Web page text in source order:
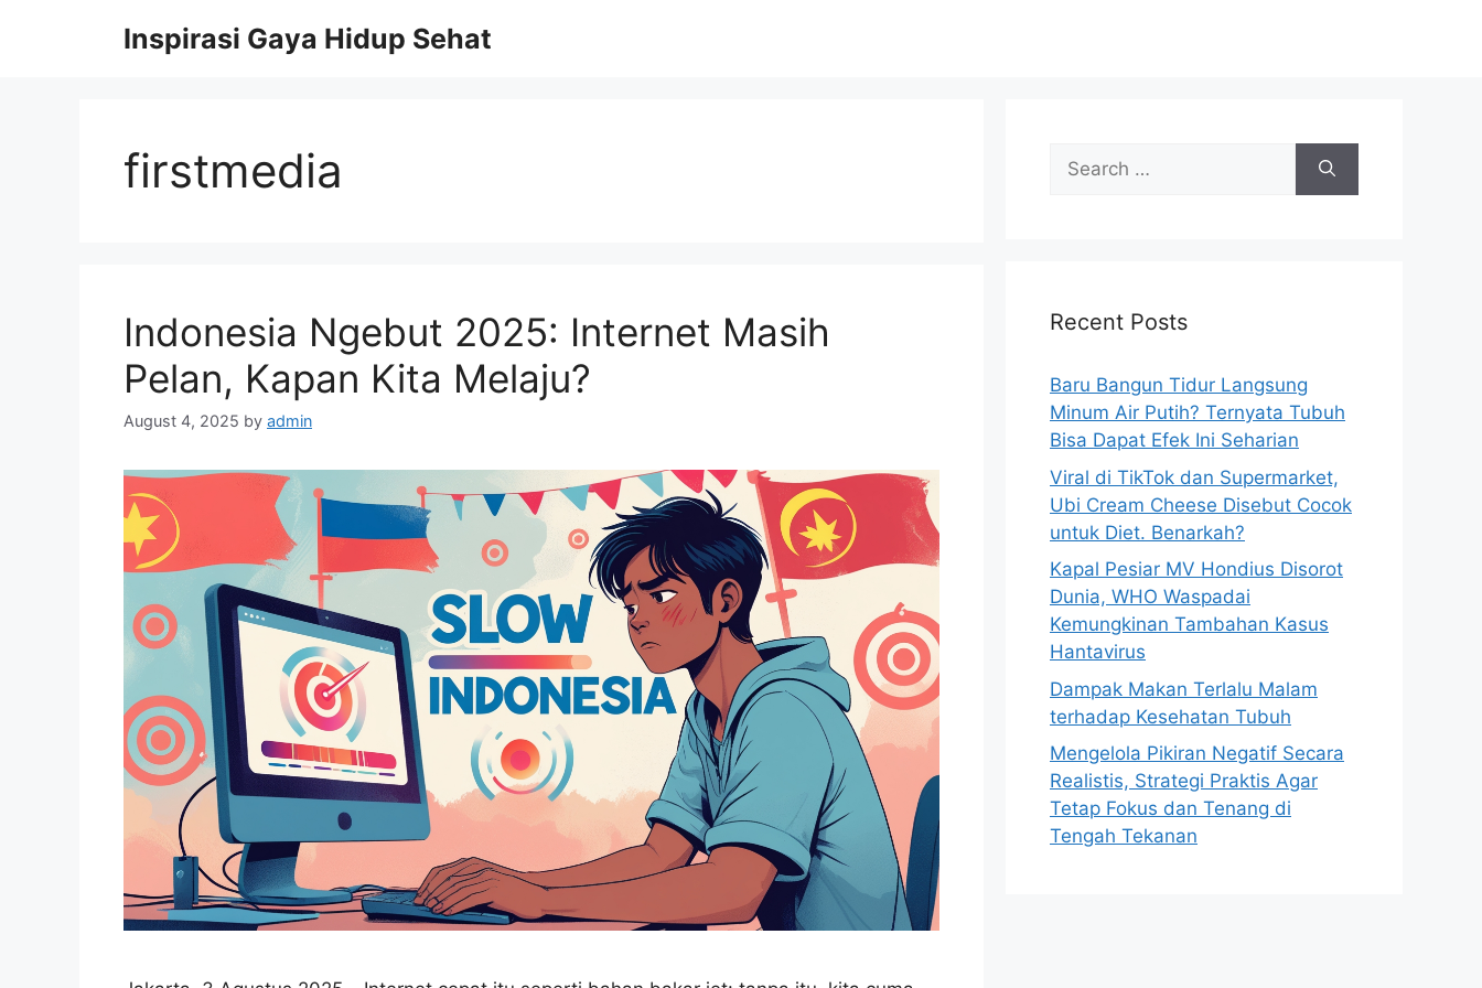
Inspirasi Gaya Hidup Sehat
firstmedia
Indonesia Ngebut 2025: Internet Masih
Pelan, Kapan Kita Melaju?
August 4, 2025 by admin
f
r
:
Recent Posts
Baru Bangun Tidur Langsung
Minum Air Putih? Ternyata Tubuh
Bisa Dapat Efek Ini Seharian
Viral di TikTok dan Supermarket,
Ubi Cream Cheese Disebut Cocok
untuk Diet. Benarkah?
Kapal Pesiar MV Hondius Disorot
Dunia, WHO Waspadai
Kemungkinan Tambahan Kasus
Hantavirus
Dampak Makan Terlalu Malam
terhadap Kesehatan Tubuh
Mengelola Pikiran Negatif Secara
Realistis, Strategi Praktis Agar
Tetap Fokus dan Tenang di
Tengah Tekanan